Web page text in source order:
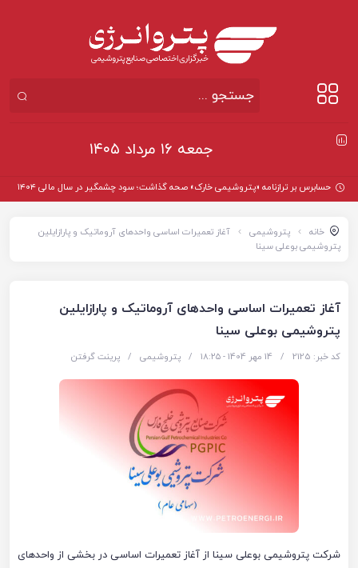
جمعه ۱۶ مرداد ۱۴۰۵
حسابرس بر ترازنامه «پتروشیمی خارک» صحه گذاشت؛ سود چشمگیر در سال مالی ۱۴۰۴
خانه پتروشیمی
آغاز تعمیرات اساسی واحدهای آروماتیک و پارازایلین
پتروشیمی بوعلی سینا
آغاز تعمیرات اساسی واحدهای آروماتیک و پارازایلین
پتروشیمی بوعلی سینا
کد خبر: 2125 / 14 مهر 1404 - ۱۸:۲۵ / پتروشیمی / پرینت گرفتن
شرکت پتروشیمی بوعلی سینا از آغاز تعمیرات اساسی در بخشی از واحدهای